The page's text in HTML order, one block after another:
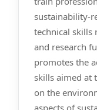
sustainability-
technical skills
and research
promotes the
skills aimed at
on the